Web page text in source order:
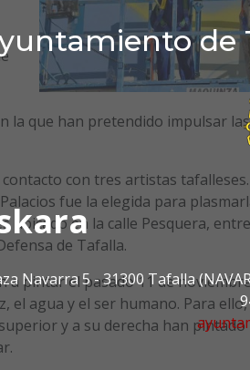
de
Navarra 5 - 31300 Tafalla
la que han pretendido impulsar
con tres artistas
fue la elegida para
ubicado en la calle Pesquera,
de Tafalla.
a pintar el pasado 11 de
el agua y el ser humano. Para
y a su derecha han